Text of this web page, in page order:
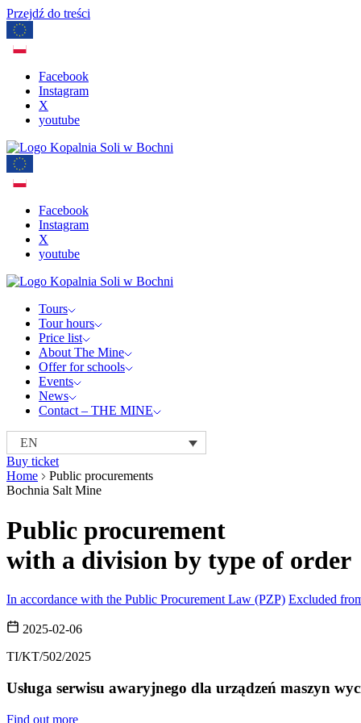
Przejdź do treści
Facebook
Instagram
X
youtube
Facebook
Instagram
X
youtube
Tours
Tour hours
Price list
About The Mine
Offer for schools
Events
News
Contact – THE MINE
EN
Buy ticket
Home
Public procurements
Bochnia Salt Mine
Public procurement
with a division by type of order
In accordance with the Public Procurement Law (PZP) Excluded
2025-02-06
TI/KT/502/2025
Usługa serwisu awaryjnego dla urządzeń maszyn
Find out more